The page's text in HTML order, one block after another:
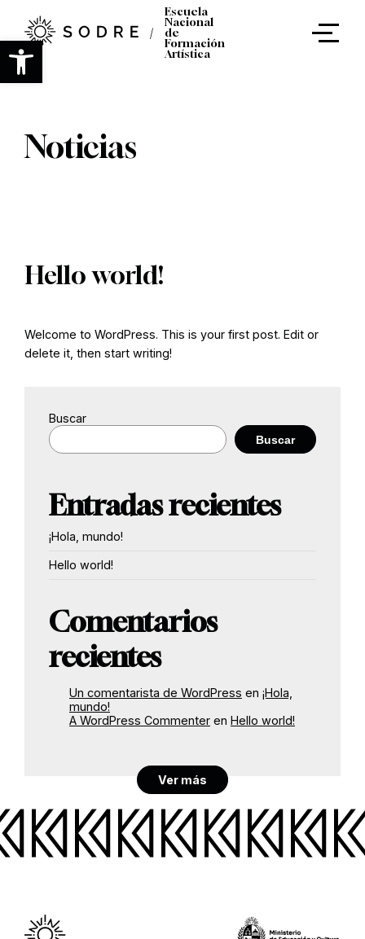
Abrir barra de herramientas
contenido
principal
Escuela
Nacional
de
Formación
Artística
Noticias
Hello world!
Welcome to WordPress. This is your first post. Edit or
delete it, then start writing!
Buscar
Buscar
Entradas recientes
¡Hola, mundo!
Hello world!
Comentarios
recientes
Un comentarista de WordPress en ¡Hola,
mundo!
A WordPress Commenter en Hello world!
Ver más